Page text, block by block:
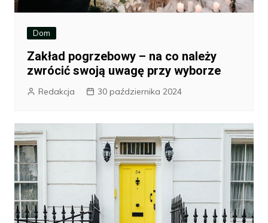
Dom
Zakład pogrzebowy – na co należy
zwrócić swoją uwagę przy wyborze
Redakcja 30 października 2024